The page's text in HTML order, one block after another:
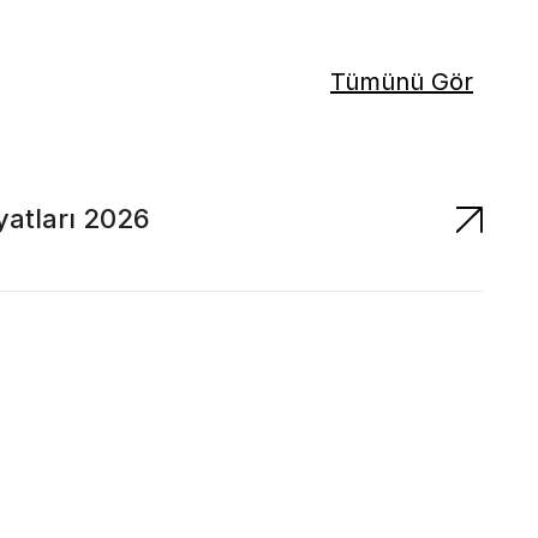
Tümünü Gör
2026